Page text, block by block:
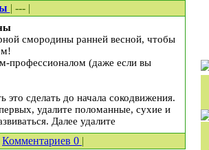
| --- |
смородины ранней весной, чтобы
профессионалом (даже если вы
сделать до начала сокодвижения.
удалите поломанные, сухие и
Далее удалите
Комментариев 0 |